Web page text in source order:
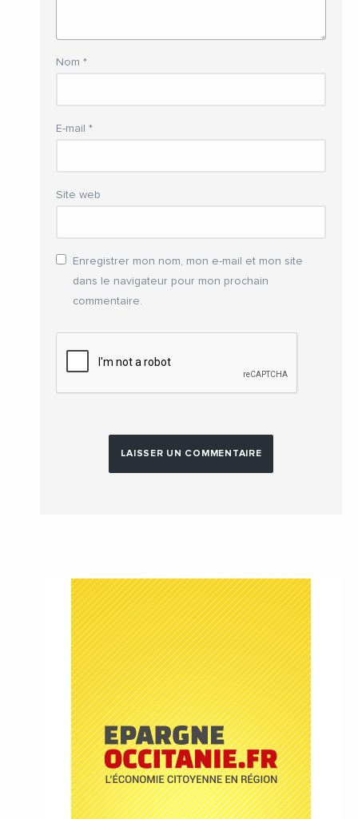
Nom *
E-mail *
Site web
Enregistrer mon nom, mon e-mail et mon site
dans le navigateur pour mon prochain
commentaire.